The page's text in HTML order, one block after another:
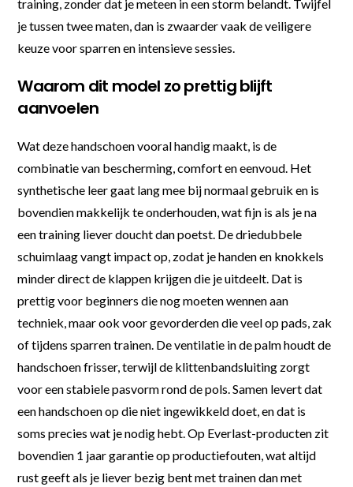
training, zonder dat je meteen in een storm belandt. Twijfel
je tussen twee maten, dan is zwaarder vaak de veiligere
keuze voor sparren en intensieve sessies.
Waarom dit model zo prettig blijft
aanvoelen
Wat deze handschoen vooral handig maakt, is de
combinatie van bescherming, comfort en eenvoud. Het
synthetische leer gaat lang mee bij normaal gebruik en is
bovendien makkelijk te onderhouden, wat fijn is als je na
een training liever doucht dan poetst. De driedubbele
schuimlaag vangt impact op, zodat je handen en knokkels
minder direct de klappen krijgen die je uitdeelt. Dat is
prettig voor beginners die nog moeten wennen aan
techniek, maar ook voor gevorderden die veel op pads, zak
of tijdens sparren trainen. De ventilatie in de palm houdt de
handschoen frisser, terwijl de klittenbandsluiting zorgt
voor een stabiele pasvorm rond de pols. Samen levert dat
een handschoen op die niet ingewikkeld doet, en dat is
soms precies wat je nodig hebt. Op Everlast-producten zit
bovendien 1 jaar garantie op productiefouten, wat altijd
rust geeft als je liever bezig bent met trainen dan met